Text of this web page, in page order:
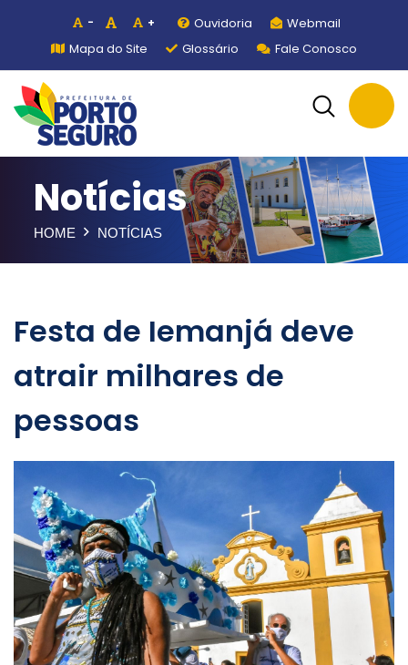
- + Ouvidoria
Webmail
Mapa do Site
Glossário Fale Conosco
Notícias
HOME NOTÍCIAS
Festa de Iemanjá deve
atrair milhares de
pessoas